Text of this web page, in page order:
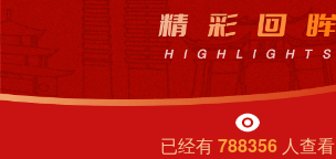
已经有788356 人查看